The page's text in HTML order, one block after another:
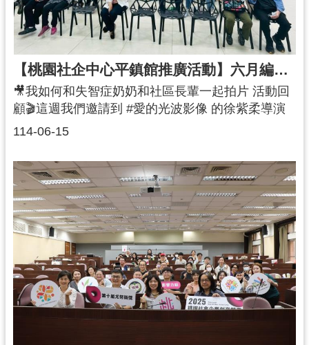
礎上優化、進化。課程從精實畫布到國際標準，從
內部反思到外部連結，全面強化社企團隊的視野與
實戰能力。打造社會企業，不只是理想，更是落地
的策略與行動。本場活動特別邀請桃園市政府青年
事務局施鈴邦科長到場勉勵參與團隊，肯定大家的
投入，並鼓勵所有參賽者在接下來的決賽中全力以
赴，發揮創意、展現價值，在舞台上發光發熱！
👩‍🏫 講師：沈建文 教授｜國立中央大學亞洲影響力
中央大學亞洲影響力衡量與管理研究總中心#社會企
業 #LeanCanvas #社會使命 #SEWF #人與地球優
先 #永續經營#2025桃園社會企業創業競賽 #第十屆
尤努斯奬 #社會企業組
【桃園社企中心平鎮館推廣活動】六月編織時光・影像人生-我如何和失智症奶奶和社區長輩一起拍片
114-06-15
🎥我如何和失智症奶奶和社區長輩一起拍片 活動回
顧🎬這週我們邀請到 #愛的光波影像 的徐紫柔導演
帶來一場充滿感動與故事力的影像交流時光 💡導演
紀錄片《記憶戰隊》，更分享了從前製準備、拍攝
動員，到影片完成的點滴過程。在這場溫暖的陪伴
旅程裡，我們看見了長輩參與影像創作所展現的自
信、投入與成就感 ✨❓你知道嗎❓失智症不只發生在
長者身上，年輕人也可能因為遺傳、疾病或壓力引
發早發型失智❗透過理解與接納，我們可以陪伴每一
位被遺忘的記憶，重新找到連結與尊嚴 💖這場活動
不只是影像欣賞，更是一場跨世代的溝通與理解，
讓我們重新思考「陪伴」的樣貌，也學習用創意和
行動，為高齡社會注入溫柔的改變力量 ✨💖感謝每